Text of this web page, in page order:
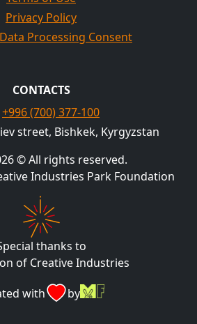
Privacy Policy
Processing Consent
CONTACTS
+996 (700) 377-100
street, Bishkek, Kyrgyzstan
© All rights reserved.
Industries Park Foundation
thanks to
of Creative Industries
with
by